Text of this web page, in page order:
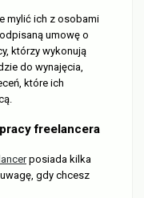
mylić ich z osobami
umowę o
którzy wykonują
do wynajęcia,
które ich
freelancera
posiada kilka
gdy chcesz